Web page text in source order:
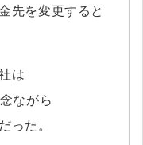
先を変更すると
は
ながら
った。